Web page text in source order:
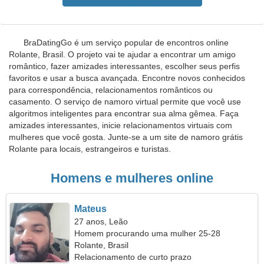
BraDatingGo é um serviço popular de encontros online
Rolante, Brasil. O projeto vai te ajudar a encontrar um amigo
romântico, fazer amizades interessantes, escolher seus perfis
favoritos e usar a busca avançada. Encontre novos conhecidos
para correspondência, relacionamentos românticos ou
casamento. O serviço de namoro virtual permite que você use
algoritmos inteligentes para encontrar sua alma gêmea. Faça
amizades interessantes, inicie relacionamentos virtuais com
mulheres que você gosta. Junte-se a um site de namoro grátis
Rolante para locais, estrangeiros e turistas.
Homens e mulheres online
Mateus
27 anos, Leão
Homem procurando uma mulher 25-28
Rolante, Brasil
Relacionamento de curto prazo